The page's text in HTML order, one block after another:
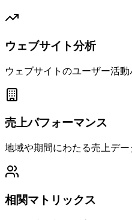
ウェブサイト分析
ウェブサイトのユーザー活
売上パフォーマンス
地域や期間にわたる売上デ
相関マトリックス